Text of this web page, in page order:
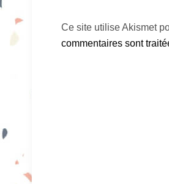
Ce site utilise Akismet
commentaires sont